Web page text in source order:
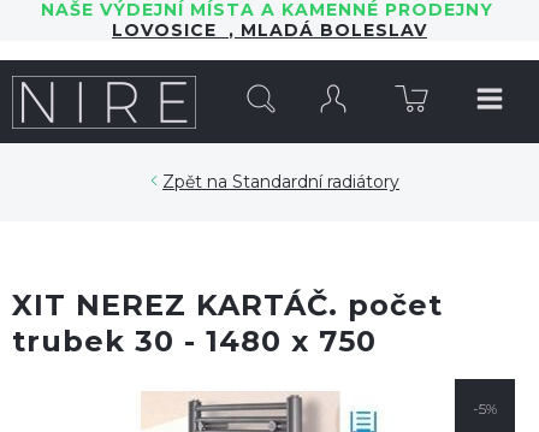
NAŠE VÝDEJNÍ MÍSTA A KAMENNÉ PRODEJNY
LOVOSICE , MLADÁ BOLESLAV
Standardní radiátory
XIT NEREZ KARTÁČ. počet
trubek 30 - 1480 x 750
-5%